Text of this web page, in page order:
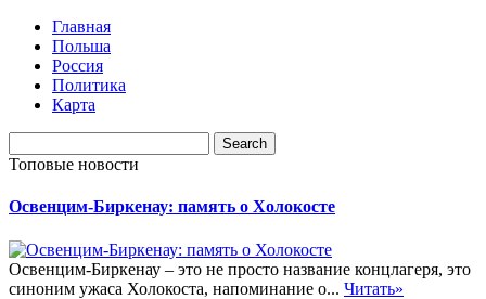
Главная
Польша
Россия
Политика
Карта
Топовые новости
Освенцим-Биркенау: память о Холокосте
Освенцим-Биркенау – это не просто название концлагеря, это
синоним ужаса Холокоста, напоминание о... Читать»